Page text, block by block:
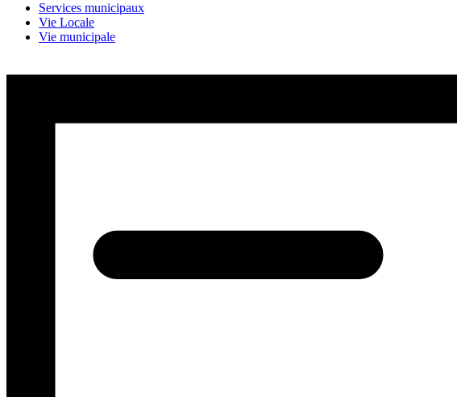
Services municipaux
Vie Locale
Vie municipale